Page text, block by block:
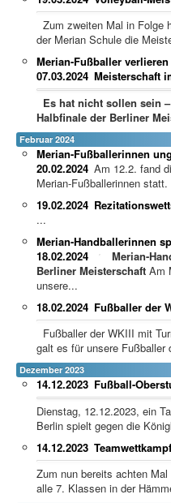
Zum zweiten Mal in Folge
der Merian Schule die
Merian-Fußballer
Meisterschaft
07.03.2024
Es hat nicht sollen sein
Halbfinale der Berliner
Februar 2024
Merian-Fußballerinnen
20.02.2024 Am 12.2. fand
Merian-Fußballerinnen
19.02.2024
...
Merian-Handballerinnen
18.02.2024
Merian-
Berliner Meisterschaft Am
unsere...
Fußballer der
18.02.2024
Fußballer der WKIII mit
galt es für unsere Fußballer
Dezember 2023
Fußball-
14.12.2023
Dienstag, 12.12.2023, ein
Berlin spielt gegen die
14.12.2023
Zum nun bereits achten
alle 7. Klassen in der